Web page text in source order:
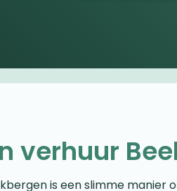
verhuur
is een slimme manier